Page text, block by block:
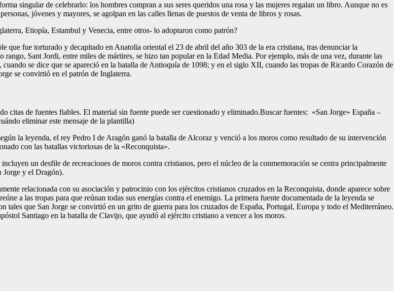
singular de celebrarlo: los hombres compran a sus seres queridos una rosa y las mujeres regalan un libro. Aunque no es
jóvenes y mayores, se agolpan en las calles llenas de puestos de venta de libros y rosas.
Etiopía, Estambul y Venecia, entre otros- lo adoptaron como patrón?
que fue torturado y decapitado en Anatolia oriental el 23 de abril del año 303 de la era cristiana, tras denunciar la
Sant Jordi, entre miles de mártires, se hizo tan popular en la Edad Media. Por ejemplo, más de una vez, durante las
se dice que se apareció en la batalla de Antioquía de 1098; y en el siglo XII, cuando las tropas de Ricardo Corazón de
se convirtió en el patrón de Inglaterra.
citas de fuentes fiables. El material sin fuente puede ser cuestionado y eliminado.Buscar fuentes: «San Jorge» España –
eliminar este mensaje de la plantilla)
la leyenda, el rey Pedro I de Aragón ganó la batalla de Alcoraz y venció a los moros como resultado de su intervención
con las batallas victoriosas de la «Reconquista».
un desfile de recreaciones de moros contra cristianos, pero el núcleo de la conmemoración se centra principalmente
Jorge y el Dragón).
relacionada con su asociación y patrocinio con los ejércitos cristianos cruzados en la Reconquista, donde aparece sobre
a las tropas para que reúnan todas sus energías contra el enemigo. La primera fuente documentada de la leyenda se
que San Jorge se convirtió en un grito de guerra para los cruzados de España, Portugal, Europa y todo el Mediterráneo.
Santiago en la batalla de Clavijo, que ayudó al ejército cristiano a vencer a los moros.